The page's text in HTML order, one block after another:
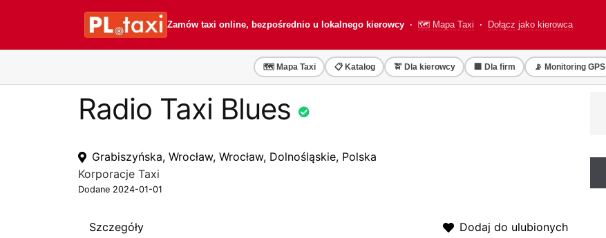
Zamów taxi online, bezpośrednio u lokalnego kierowcy · 🗺️ Mapa Taxi · Dołącz jako kierowca
🗺️ Mapa Taxi 📋 Katalog 🚖 Dla kierowcy 🏢 Dla firm 📡 Monitoring GPS
Radio Taxi Blues
Grabiszyńska, Wrocław, Wrocław, Dolnośląskie, Polska
Korporacje Taxi
Dodane 2024-01-01
Szczegóły Dodaj do ulubionych